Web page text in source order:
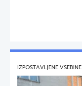
IZPOSTAVLJENE VSEBINE